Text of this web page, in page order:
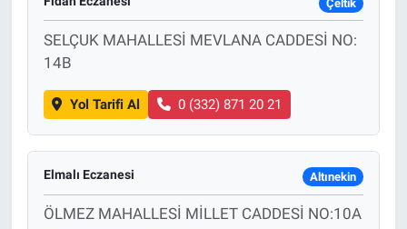
Çeltik
SELÇUK MAHALLESİ MEVLANA CADDESİ NO:
14B
Yol Tarifi Al 0 (332) 871 20 21
Elmalı Eczanesi Altınekin
ÖLMEZ MAHALLESİ MİLLET CADDESİ NO:10A